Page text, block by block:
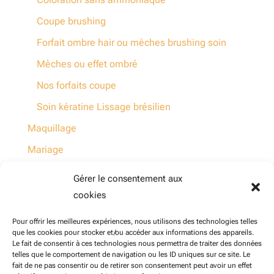
Gérer le consentement aux
cookies
Pour offrir les meilleures expériences, nous utilisons des technologies telles
que les cookies pour stocker et/ou accéder aux informations des appareils.
Le fait de consentir à ces technologies nous permettra de traiter des données
telles que le comportement de navigation ou les ID uniques sur ce site. Le
fait de ne pas consentir ou de retirer son consentement peut avoir un effet
Coupe brushing
Forfait ombre hair ou mèches brushing soin
Mèches ou effet ombré
Nos forfaits coupe
Soin kératine Lissage brésilien
Maquillage
Mariage
Soins Esthètique
Politique de confidentialité de l’application Calendrier
BeautyDOM (pour les agents BEAUTYDOM)